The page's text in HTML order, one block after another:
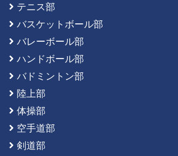
テニス部
バスケットボール部
バレーボール部
ハンドボール部
バドミントン部
陸上部
体操部
空手道部
剣道部